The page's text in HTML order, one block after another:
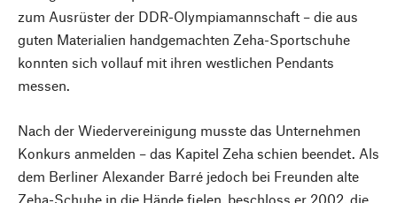
zum Ausrüster der DDR-Olympiamannschaft – die aus
guten Materialien handgemachten Zeha-Sportschuhe
konnten sich vollauf mit ihren westlichen Pendants
messen.
Nach der Wiedervereinigung musste das Unternehmen
Konkurs anmelden – das Kapitel Zeha schien beendet. Als
dem Berliner Alexander Barré jedoch bei Freunden alte
Zeha-Schuhe in die Hände fielen, beschloss er 2002, die